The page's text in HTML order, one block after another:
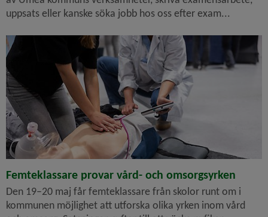
uppsats eller kanske söka jobb hos oss efter exam...
Händer som gör hjärt-lungräddning på docka.
Femteklassare provar vård- och omsorgsyrken
Den 19–20 maj får femteklassare från skolor runt om i
kommunen möjlighet att utforska olika yrken inom vård